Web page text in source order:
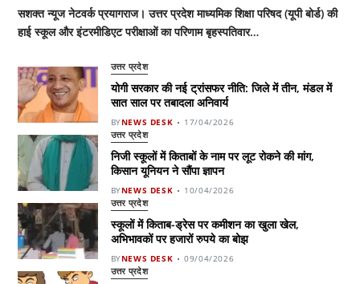
सशक्त न्यूज नेटवर्क प्रयागराज। उत्तर प्रदेश माध्यमिक शिक्षा परिषद (यूपी बोर्ड) की
हाई स्कूल और इंटरमीडिएट परीक्षाओं का परिणाम बृहस्पतिवार…
उत्तर प्रदेश
योगी सरकार की नई ट्रांसफर नीति: जिले में तीन, मंडल में
सात साल पर तबादला अनिवार्य
BYNEWS DESK 17/04/2026
उत्तर प्रदेश
निजी स्कूलों में किताबों के नाम पर लूट रोकने की मांग,
किसान यूनियन ने सौंपा ज्ञापन
BYNEWS DESK 10/04/2026
उत्तर प्रदेश
स्कूलों में किताब-ड्रेस पर कमीशन का खुला खेल,
अभिभावकों पर हजारों रुपये का बोझ
BYNEWS DESK 09/04/2026
उत्तर प्रदेश